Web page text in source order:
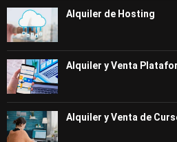
Alquiler de Hosting
Alquiler y Venta
Alquiler y Venta de